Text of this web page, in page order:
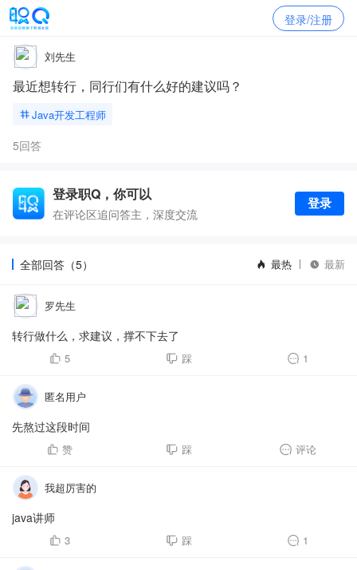
登录/注册
刘先生
最近想转行，同行们有什么好的建议吗？
Java开发工程师
5回答
登录职Q，你可以
在评论区追问答主，深度交流
登录
全部回答（5） 最热 最新
罗先生
转行做什么，求建议，撑不下去了
5 踩 1
匿名用户
先熬过这段时间
赞 踩 评论
我超厉害的
java讲师
3 踩 1